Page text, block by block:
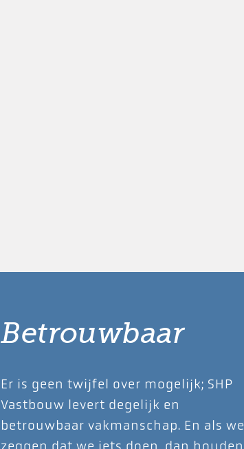
Betrouwbaar
Er is geen twijfel over mogelijk; SHP
Vastbouw levert degelijk en
betrouwbaar vakmanschap. En als we